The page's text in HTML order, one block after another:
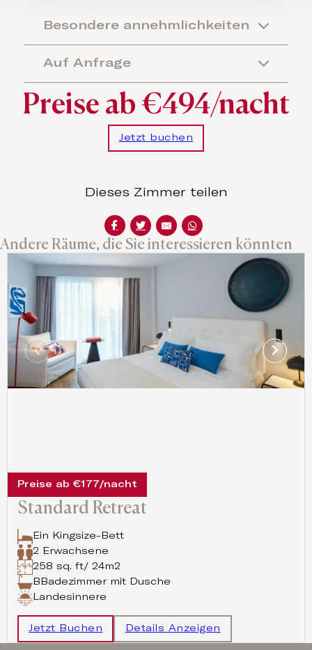
Besondere annehmlichkeiten
Auf Anfrage
Preise ab €494/nacht
Jetzt buchen
Dieses Zimmer teilen
Andere Räume, die Sie interessieren könnten
Standard Retreat
Ein Kingsize-Bett
2 Erwachsene
258 sq. ft/ 24m2
BBadezimmer mit Dusche
Landesinnere
Jetzt Buchen Details Anzeigen
Preise ab €177/nacht